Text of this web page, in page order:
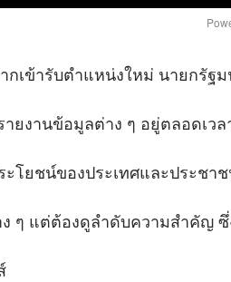
เข้ารับตำแหน่งใหม่ นายกรัฐ
ยงานข้อมูลต่าง ๆ อยู่ตลอดเว
โยชน์ของประเทศและประชา
ง ๆ แต่ต้องดูลำดับความสำคัญ